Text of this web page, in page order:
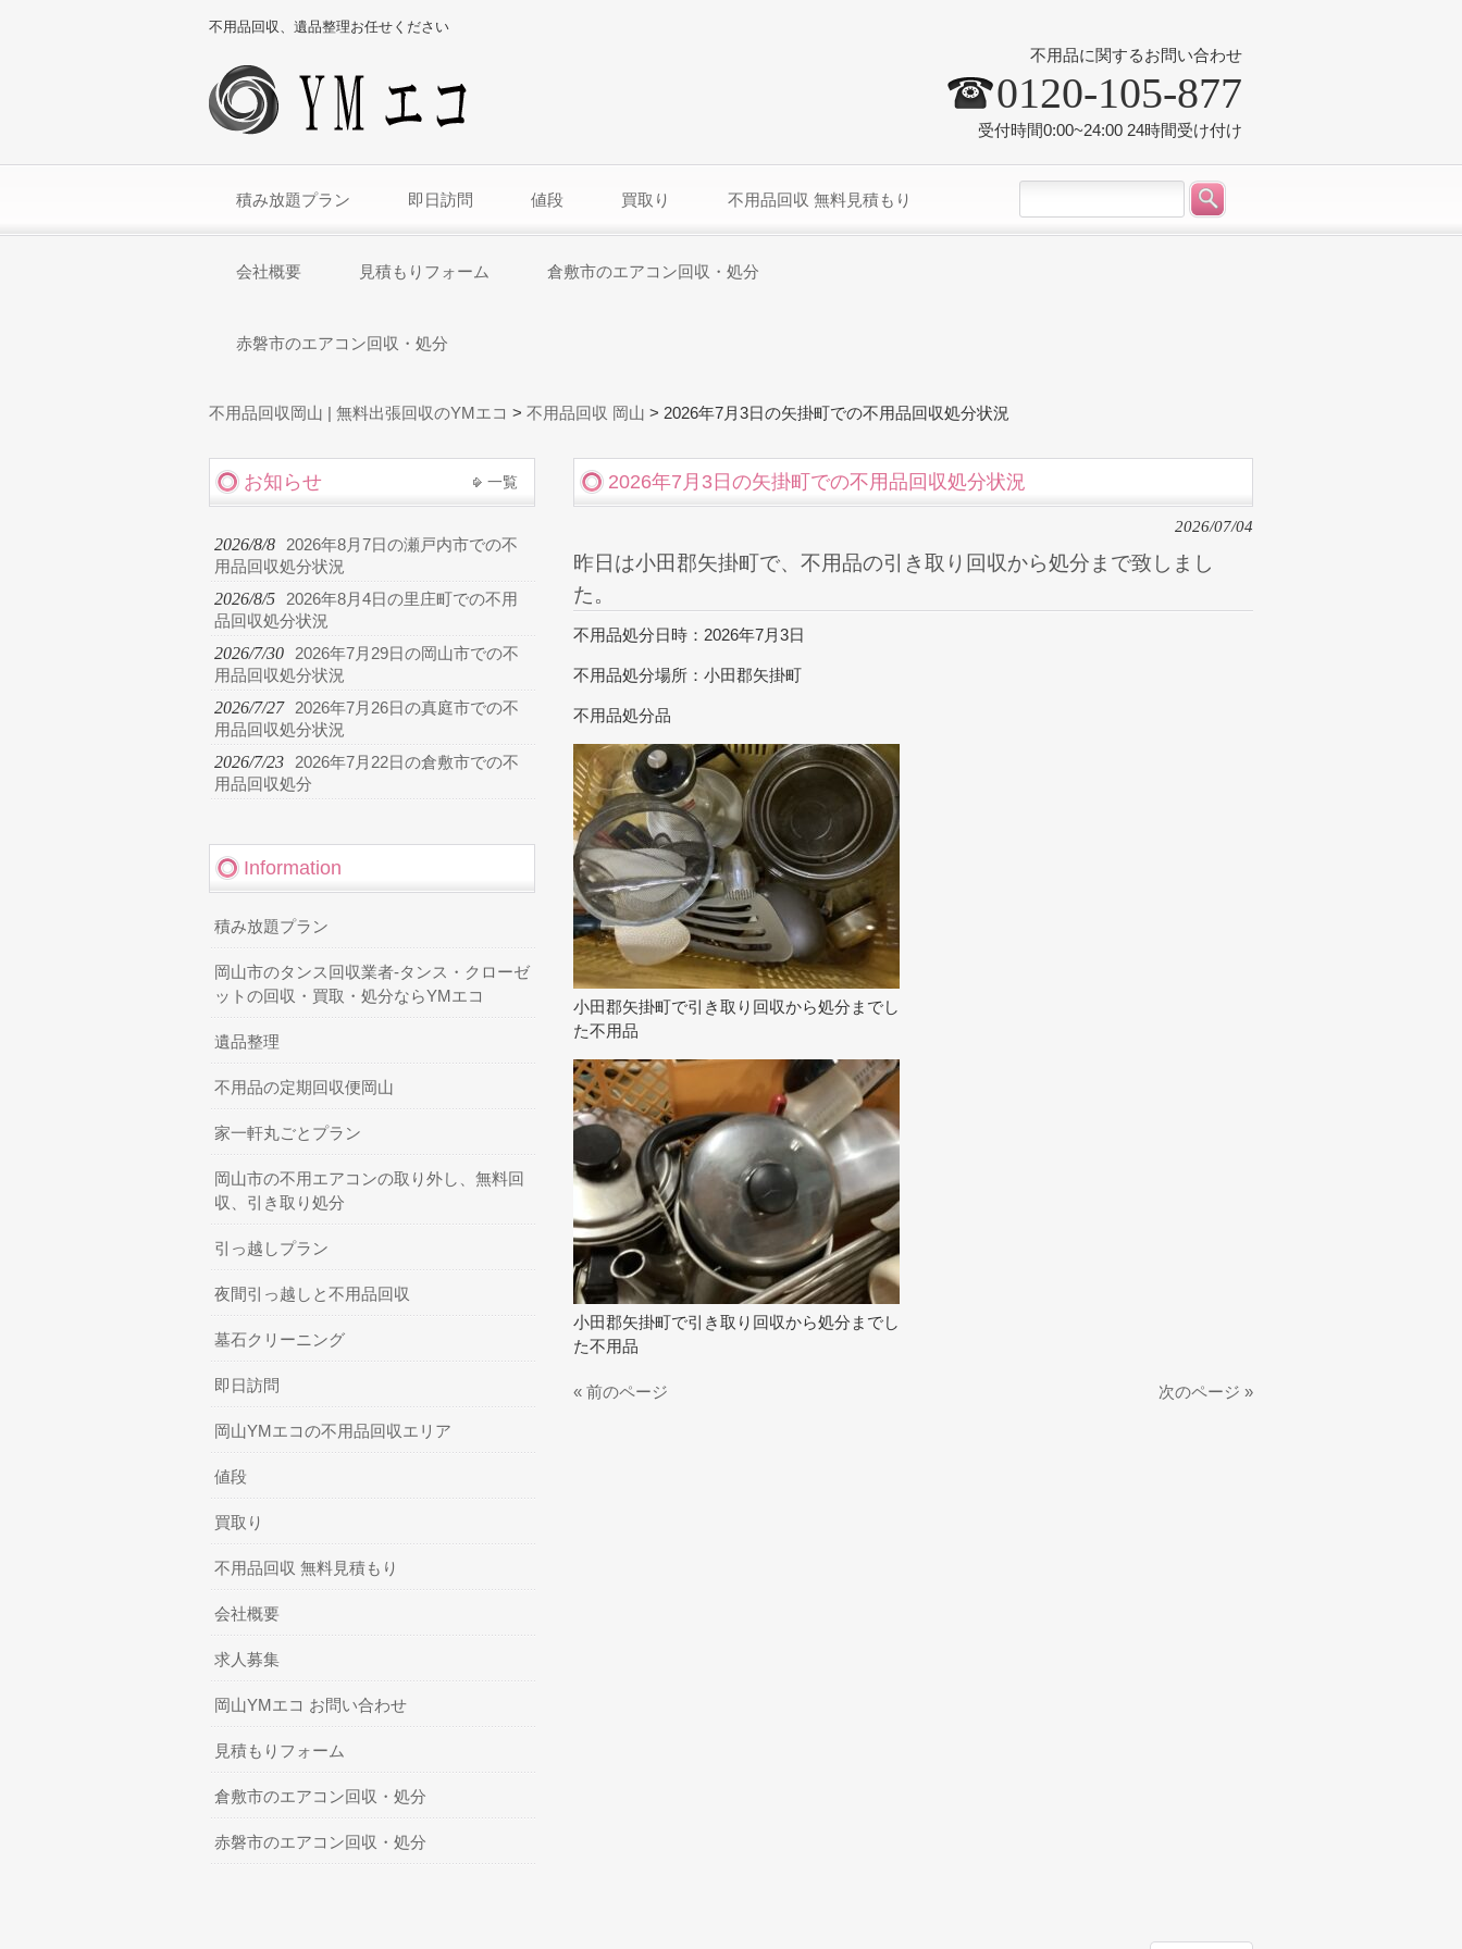
不用品回収、遺品整理お任せください
不用品に関するお問い合わせ
0120-105-877
受付時間0:00~24:00 24時間受け付け
積み放題プラン 即日訪問 値段 買取り 不用品回収 無料見積もり
会社概要 見積もりフォーム 倉敷市のエアコン回収・処分
赤磐市のエアコン回収・処分
不用品回収岡山 | 無料出張回収のYMエコ > 不用品回収 岡山 > 2026年7月3日の矢掛町での不用品回収処分状況
2026年7月3日の矢掛町での不用品回収処分状況
2026/07/04
昨日は小田郡矢掛町で、不用品の引き取り回収から処分まで致しまし
た。
不用品処分日時：2026年7月3日
不用品処分場所：小田郡矢掛町
不用品処分品
小田郡矢掛町で引き取り回収から処分までし
た不用品
小田郡矢掛町で引き取り回収から処分までし
た不用品
« 前のページ 次のページ »
お知らせ 一覧
2026/8/8
2026年8月7日の瀬戸内市での不
用品回収処分状況
2026/8/5
2026年8月4日の里庄町での不用
品回収処分状況
2026/7/30
2026年7月29日の岡山市での不
用品回収処分状況
2026/7/27
2026年7月26日の真庭市での不
用品回収処分状況
2026/7/23
2026年7月22日の倉敷市での不
用品回収処分
Information
積み放題プラン
岡山市のタンス回収業者-タンス・クローゼ
ットの回収・買取・処分ならYMエコ
遺品整理
不用品の定期回収便岡山
家一軒丸ごとプラン
岡山市の不用エアコンの取り外し、無料回
収、引き取り処分
引っ越しプラン
夜間引っ越しと不用品回収
墓石クリーニング
即日訪問
岡山YMエコの不用品回収エリア
値段
買取り
不用品回収 無料見積もり
会社概要
求人募集
岡山YMエコ お問い合わせ
見積もりフォーム
倉敷市のエアコン回収・処分
赤磐市のエアコン回収・処分